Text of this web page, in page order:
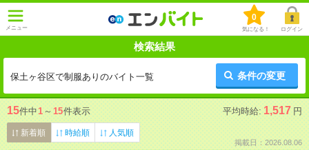
メニュー
0
気になる！ ログイン
検索結果
保土ヶ谷区で制服ありのバイト一覧 条件の変更
15件中1 ～ 15件表示 平均時給: 1,517 円
新着順 時給順 人気順
掲載日：2026.08.06